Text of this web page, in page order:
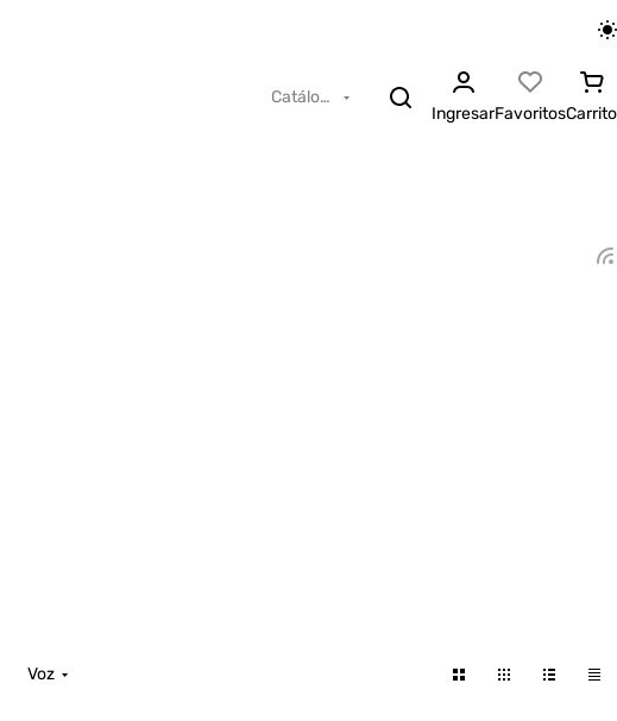
Catálogo
IngresarFavoritosCarrito
Voz